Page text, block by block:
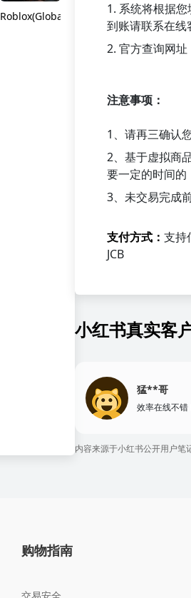
Roblox(Global)
1. 系统将根据
到账请联系在线
2. 官方查询网
注意事项：
1、请再三确认
2、基于虚拟商
要一定的时间的
3、未交易完成
支付方式： 支持
JCB
小红书真实客
猛**哥
效率在线不错
内容来源于小红书公开用户笔
购物指南